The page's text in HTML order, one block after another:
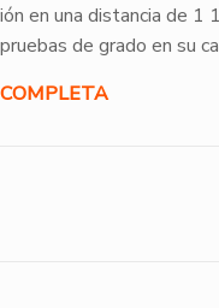
en una distancia de 1
de grado en su